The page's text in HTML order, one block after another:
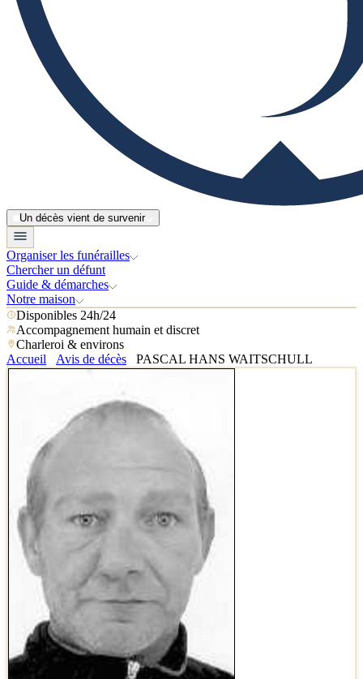
Un décès vient de survenir
Organiser les funérailles
Chercher un défunt
Guide & démarches
Notre maison
Disponibles 24h/24
Accompagnement humain et discret
Charleroi & environs
Accueil
Avis de décès PASCAL HANS WAITSCHULL